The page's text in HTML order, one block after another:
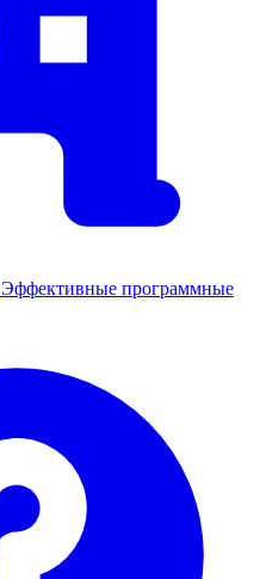
Эффективные программные